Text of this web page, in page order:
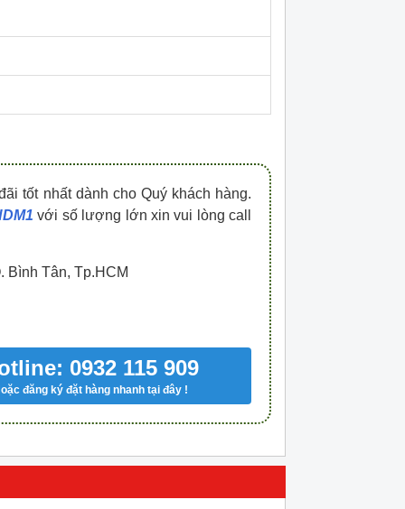
0909.067.950 Ms.Châu
tốt nhất dành cho Quý khách hàng.
với số lượng lớn xin vui lòng call
Bình Tân, Tp.HCM
0932 115 909
đăng ký đặt hàng nhanh tại đây !